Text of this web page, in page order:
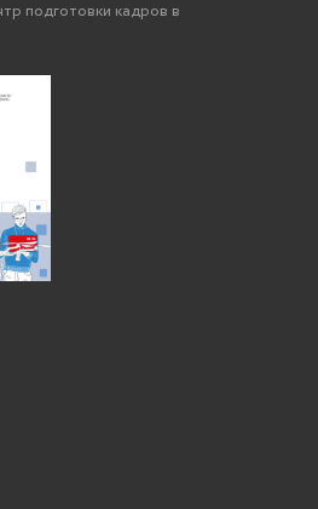
подготовки кадров в